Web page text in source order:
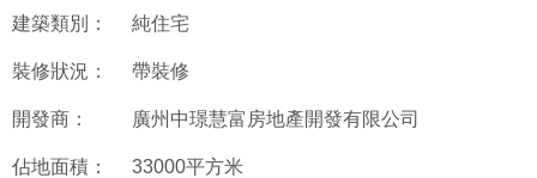
建築類別： 純住宅
裝修狀況： 帶裝修
開發商： 廣州中璟慧富房地產開發有限公司
佔地面積： 33000平方米